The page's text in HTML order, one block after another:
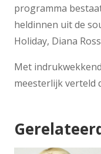
programma
heldinnen uit de
Holiday, Diana
Met
meesterlijk verteld